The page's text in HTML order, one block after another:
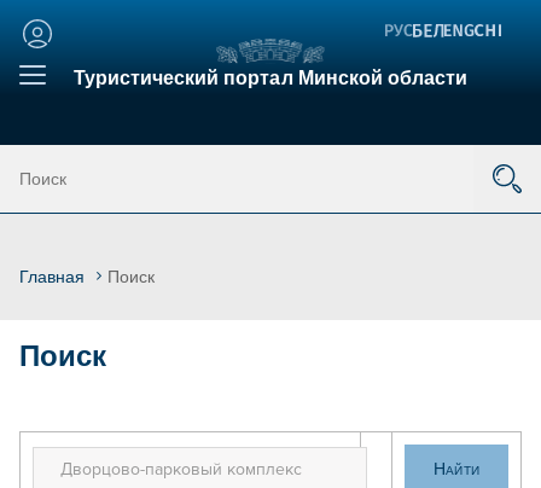
Туристический портал Минской области
Главная Поиск
Поиск